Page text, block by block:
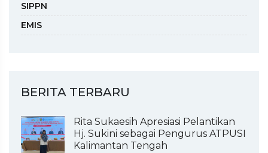
SIPPN
EMIS
BERITA TERBARU
Rita Sukaesih Apresiasi Pelantikan
Hj. Sukini sebagai Pengurus ATPUSI
Kalimantan Tengah